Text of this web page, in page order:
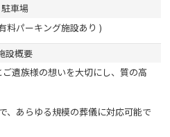
駐車場
パーキング施設あり )
設概要
遺族様の想いを大切にし、質の高
、あらゆる規模の葬儀に対応可能で